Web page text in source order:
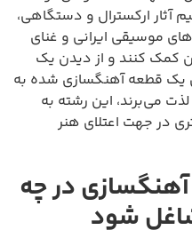
آثار ارکسترال و دستگاهی،
موسیقی ایرانی و غنای
کمک کنند و از دیدن یک
یک قطعه آهنگسازی شده به
می‌برند، این رشته به
در جهت اعتلای هنر
در چه
شود